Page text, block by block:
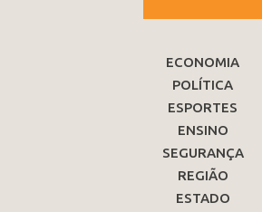
ECONOMIA
POLÍTICA
ESPORTES
ENSINO
SEGURANÇA
REGIÃO
ESTADO